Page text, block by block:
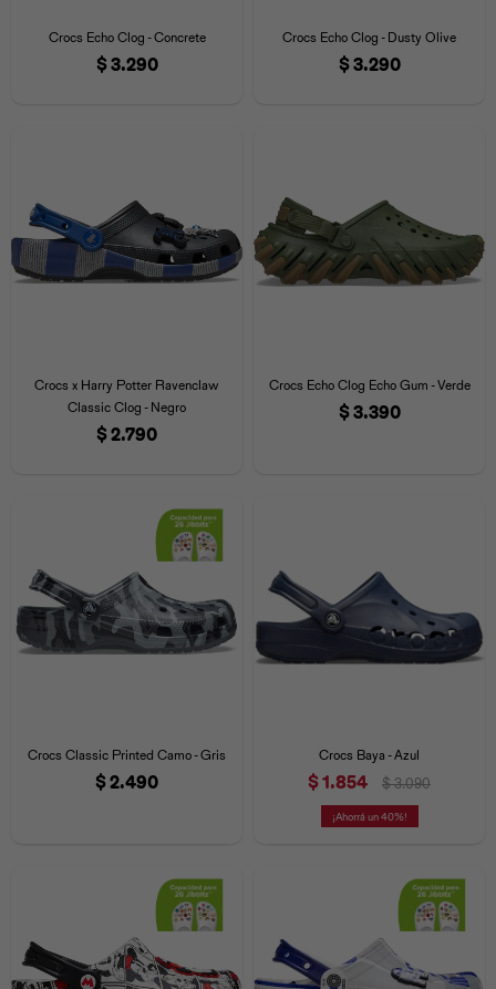
Crocs Echo Clog - Concrete
$3.290
Crocs Echo Clog - Dusty Olive
$3.290
Crocs x Harry Potter Ravenclaw
Classic Clog - Negro
$2.790
Crocs Echo Clog Echo Gum - Verde
$3.390
Crocs Classic Printed Camo - Gris
$2.490
Crocs Baya - Azul
$1.854 $ 3.090
40